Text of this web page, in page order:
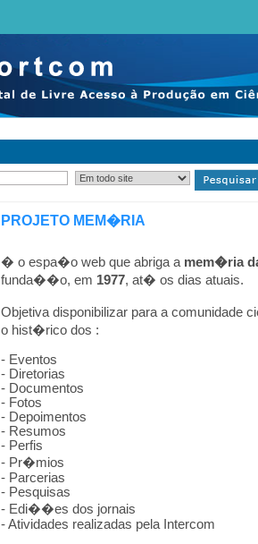
PROJETO MEM�RIA
� o espa�o web que abriga a mem�ria
funda��o, em 1977, at� os dias atuais.
Objetiva disponibilizar para a comunidade
o hist�rico dos :
- Eventos
- Diretorias
- Documentos
- Fotos
- Depoimentos
- Resumos
- Perfis
- Pr�mios
- Parcerias
- Pesquisas
- Edi��es dos jornais
- Atividades realizadas pela Intercom